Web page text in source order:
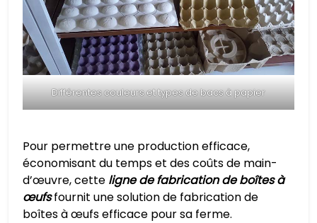
Différentes couleurs et types de bacs à papier
Pour permettre une production efficace,
économisant du temps et des coûts de main-
d’œuvre, cette ligne de fabrication de boîtes à
œufsfournit une solution de fabrication de
boîtes à œufs efficace pour sa ferme.